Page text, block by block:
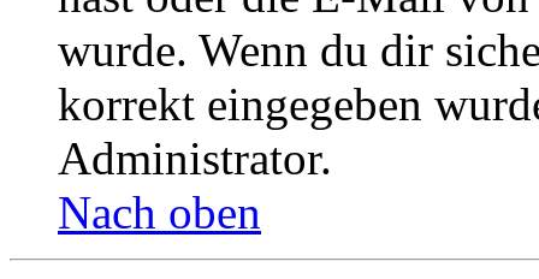
wurde. Wenn du dir
korrekt eingegeben
Administrator.
Nach oben